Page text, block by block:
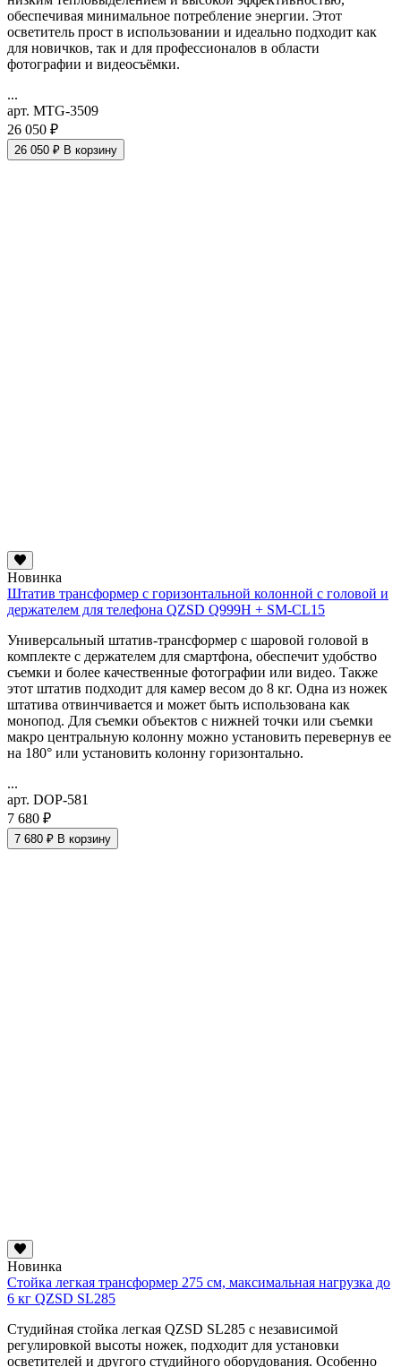
обеспечивая минимальное потребление энергии. Этот
осветитель прост в использовании и идеально подходит как
для новичков, так и для профессионалов в области
фотографии и видеосъёмки.
...
арт. MTG-3509
26 050 ₽
26 050 ₽ В корзину
Новинка
Штатив трансформер с горизонтальной колонной с головой и
держателем для телефона QZSD Q999H + SM-CL15
Универсальный штатив-трансформер с шаровой головой в
комплекте с держателем для смартфона, обеспечит удобство
съемки и более качественные фотографии или видео. Также
этот штатив подходит для камер весом до 8 кг. Одна из ножек
штатива отвинчивается и может быть использована как
монопод. Для съемки объектов с нижней точки или съемки
макро центральную колонну можно установить перевернув ее
на 180° или установить колонну горизонтально.
...
арт. DOP-581
7 680 ₽
7 680 ₽ В корзину
Новинка
Стойка легкая трансформер 275 см, максимальная нагрузка до
6 кг QZSD SL285
Студийная стойка легкая QZSD SL285 с независимой
регулировкой высоты ножек, подходит для установки
осветителей и другого студийного оборудования. Особенно